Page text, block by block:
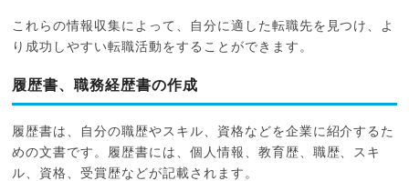
これらの情報収集によって、自分に適した転職先を見つけ、よ
り成功しやすい転職活動をすることができます。
履歴書、職務経歴書の作成
履歴書は、自分の職歴やスキル、資格などを企業に紹介するた
めの文書です。履歴書には、個人情報、教育歴、職歴、スキ
ル、資格、受賞歴などが記載されます。